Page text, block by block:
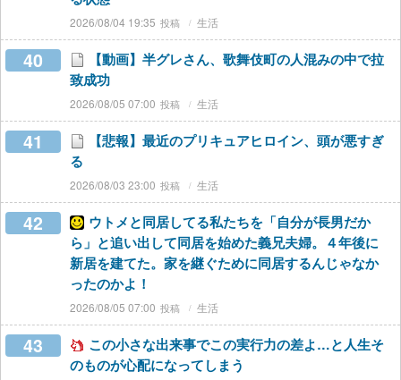
2026/08/04 19:35 生活
40
【動画】半グレさん、歌舞伎町の人混みの中で拉
致成功
2026/08/05 07:00 生活
41
【悲報】最近のプリキュアヒロイン、頭が悪すぎ
る
2026/08/03 23:00 生活
42
ウトメと同居してる私たちを「自分が長男だか
ら」と追い出して同居を始めた義兄夫婦。４年後に
新居を建てた。家を継ぐために同居するんじゃなか
ったのかよ！
2026/08/05 07:00 生活
43
この小さな出来事でこの実行力の差よ…と人生そ
のものが心配になってしまう